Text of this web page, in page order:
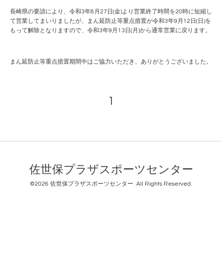
長崎県の要請により、令和3年8月27日(金)より営業終了時間を20時に短縮し
て営業してまいりましたが、まん延防止等重点措置が令和3年9月12日(日)を
もって解除となりますので、令和3年9月13日(月)から通常営業に戻ります。
まん延防止等重点措置期間中はご協力いただき、ありがとうございました。
1
佐世保プラザスポーツセンター
©2026 佐世保プラザスポーツセンター. All Rights Reserved.